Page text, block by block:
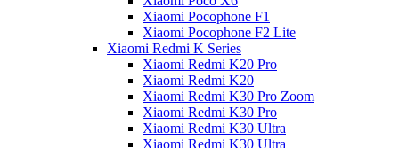
Xiaomi Pocophone F1
Xiaomi Pocophone F2 Lite
Xiaomi Redmi K Series
Xiaomi Redmi K20 Pro
Xiaomi Redmi K20
Xiaomi Redmi K30 Pro Zoom
Xiaomi Redmi K30 Pro
Xiaomi Redmi K30 Ultra
Xiaomi Redmi K30 Ultra